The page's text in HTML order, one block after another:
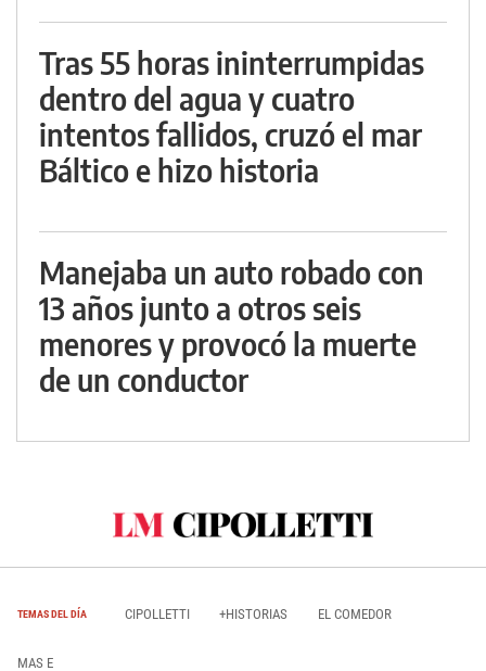
Tras 55 horas ininterrumpidas
dentro del agua y cuatro
intentos fallidos, cruzó el mar
Báltico e hizo historia
Manejaba un auto robado con
13 años junto a otros seis
menores y provocó la muerte
de un conductor
TEMAS DEL DÍA CIPOLLETTI +HISTORIAS EL COMEDOR
MAS E